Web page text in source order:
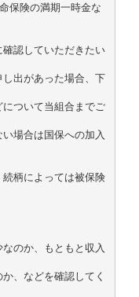
保険の満期一時金な
認していただきたい
出があった場合、下
ついて当組合までご
場合は国保への加入
柄によっては被保険
のか、もともと収入
、などを確認してく